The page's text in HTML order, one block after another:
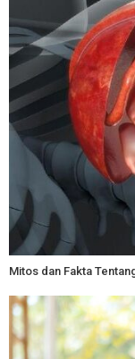
Mitos dan Fakta